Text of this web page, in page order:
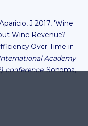
J 2017, 'Wine
Wine Revenue?
Over Time in
Academy
conference, Sonoma,